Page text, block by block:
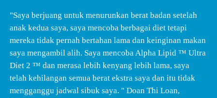
"Saya berjuang untuk menurunkan berat badan setelah
anak kedua saya, saya mencoba berbagai diet tetapi
mereka tidak pernah bertahan lama dan keinginan makan
saya mengambil alih. Saya mencoba Alpha Lipid ™ Ultra
Diet 2 ™ dan merasa lebih kenyang lebih lama, saya
telah kehilangan semua berat ekstra saya dan itu tidak
mengganggu jadwal sibuk saya. " Doan Thi Loan,